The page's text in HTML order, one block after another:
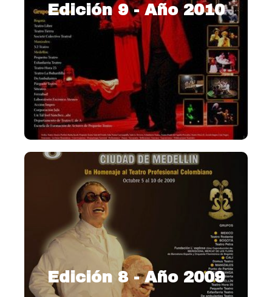
Edición 9 - Año 2010
2010 – Homenaje a Pequeño
Teatro 35 años.
Ver más
Edición 8 - Año 2009